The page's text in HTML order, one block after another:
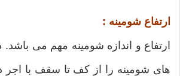
ارتفاع شومینه :
ارتفاع و اندازه شومینه مهم می باشد.
های شومینه را از کف تا سقف با